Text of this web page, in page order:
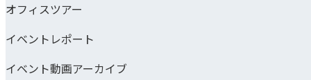
オフィスツアー
イベントレポート
イベント動画アーカイブ